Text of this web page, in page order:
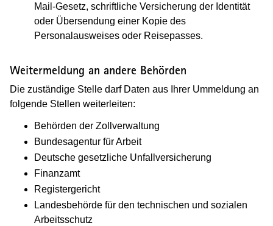
Mail-Gesetz, schriftliche Versicherung der Identität
oder Übersendung einer Kopie des
Personalausweises oder Reisepasses.
Weitermeldung an andere Behörden
Die zuständige Stelle darf Daten aus Ihrer Ummeldung an
folgende Stellen weiterleiten:
Behörden der Zollverwaltung
Bundesagentur für Arbeit
Deutsche gesetzliche Unfallversicherung
Finanzamt
Registergericht
Landesbehörde für den technischen und sozialen
Arbeitsschutz